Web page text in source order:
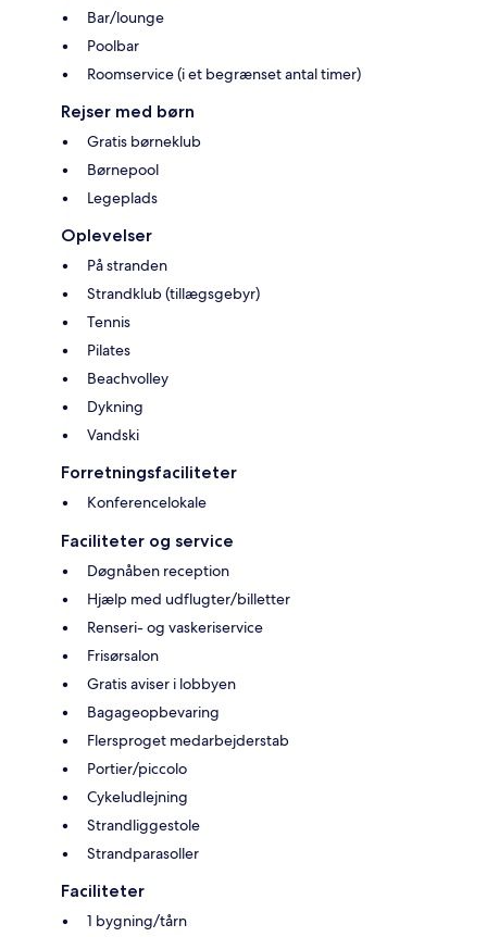
Bar/lounge
Poolbar
Roomservice (i et begrænset antal timer)
Rejser med børn
Gratis børneklub
Børnepool
Legeplads
Oplevelser
På stranden
Strandklub (tillægsgebyr)
Tennis
Pilates
Beachvolley
Dykning
Vandski
Forretningsfaciliteter
Konferencelokale
Faciliteter og service
Døgnåben reception
Hjælp med udflugter/billetter
Renseri- og vaskeriservice
Frisørsalon
Gratis aviser i lobbyen
Bagageopbevaring
Flersproget medarbejderstab
Portier/piccolo
Cykeludlejning
Strandliggestole
Strandparasoller
Faciliteter
1 bygning/tårn